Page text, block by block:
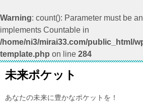
Warning: count(): Parameter must be
implements Countable in
/home/ni3/mirai33.com/public_html/
template.php on line 284
未来ポケット
あなたの未来に豊かなポケットを！